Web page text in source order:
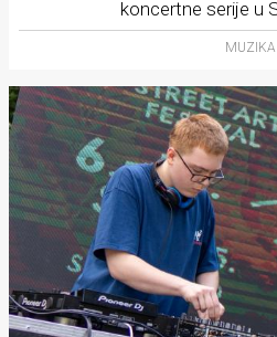
koncertne serije u
MUZIKA